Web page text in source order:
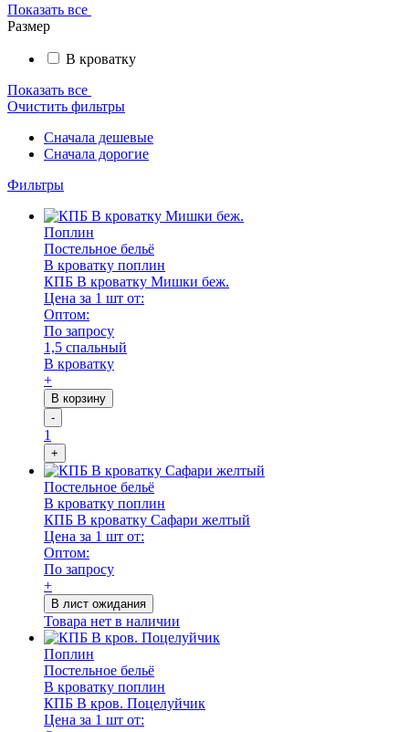
Показать все
Размер
В кроватку
Показать все
Очистить фильтры
Сначала дешевые
Сначала дорогие
Фильтры
Поплин
Постельное бельё
В кроватку поплин
КПБ В кроватку Мишки беж.
Цена за 1 шт от:
Оптом:
По запросу
1,5 спальный
В кроватку
+
В корзину
-
1
+
Постельное бельё
В кроватку поплин
КПБ В кроватку Сафари желтый
Цена за 1 шт от:
Оптом:
По запросу
+
В лист ожидания
Товара нет в наличии
Поплин
Постельное бельё
В кроватку поплин
КПБ В кров. Поцелуйчик
Цена за 1 шт от: